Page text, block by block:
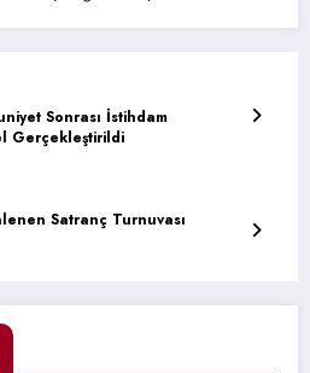
Sonrası İstihdam
Gerçekleştirildi
Satranç Turnuvası